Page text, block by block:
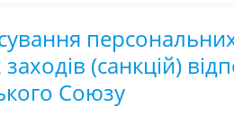
(санкцій)
Союзу